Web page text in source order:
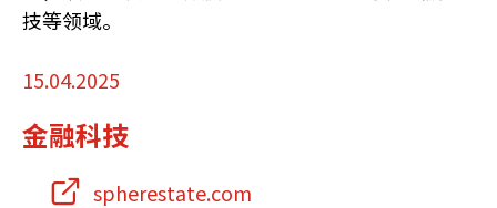
技等领域。
15.04.2025
金融科技
spherestate.com